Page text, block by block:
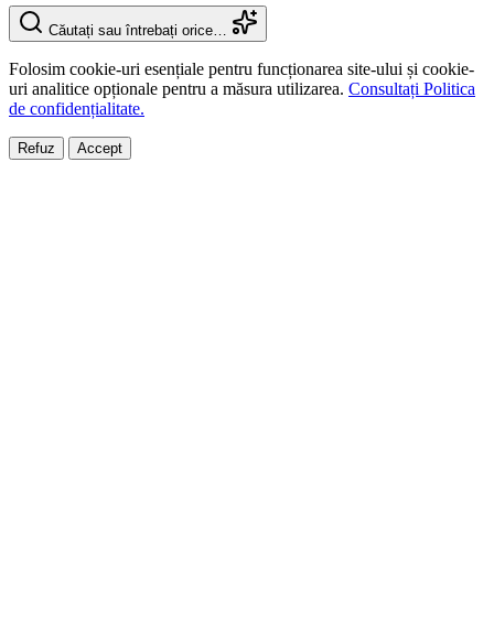
Căutați sau întrebați orice…
Folosim cookie-uri esențiale pentru funcționarea site-ului și cookie-
uri analitice opționale pentru a măsura utilizarea. Consultați Politica
de confidențialitate.
Refuz Accept